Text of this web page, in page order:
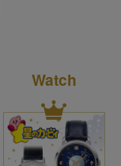
Watch